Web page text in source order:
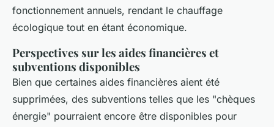
fonctionnement annuels, rendant le chauffage
écologique tout en étant économique.
Perspectives sur les aides financières et
subventions disponibles
Bien que certaines aides financières aient été
supprimées, des subventions telles que les "chèques
énergie" pourraient encore être disponibles pour